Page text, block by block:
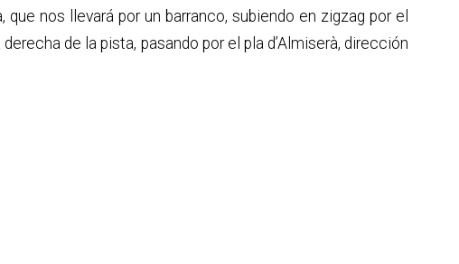
nos llevará por un barranco, subiendo en zigzag por el
de la pista, pasando por el pla d’Almiserà, dirección